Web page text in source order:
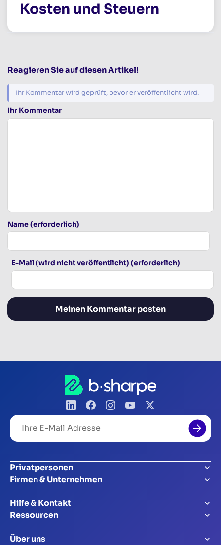
Kosten und Steuern
Reagieren Sie auf diesen Artikel!
Ihr Kommentar wird geprüft, bevor er veröffentlicht wird.
Ihr Kommentar
Name (erforderlich)
E-Mail (wird nicht veröffentlicht) (erforderlich)
Ihre
Mail
Privatpersonen
Firmen & Unternehmen
Hilfe & Kontakt
Ressourcen
Über uns